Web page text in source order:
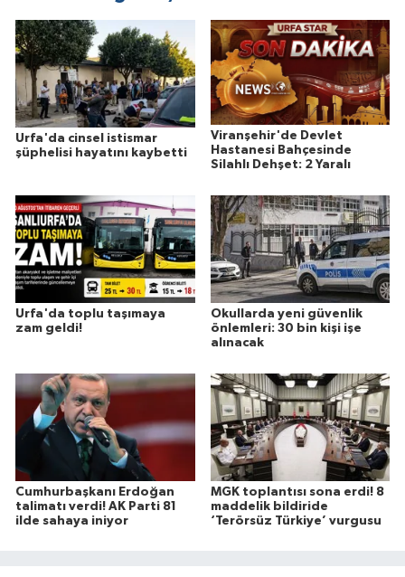
Urfa'da cinsel istismar
şüphelisi hayatını kaybetti
Viranşehir'de Devlet
Hastanesi Bahçesinde
Silahlı Dehşet: 2 Yaralı
Urfa'da toplu taşımaya
zam geldi!
Okullarda yeni güvenlik
önlemleri: 30 bin kişi işe
alınacak
Cumhurbaşkanı Erdoğan
talimatı verdi! AK Parti 81
ilde sahaya iniyor
MGK toplantısı sona erdi! 8
maddelik bildiride
‘Terörsüz Türkiye’ vurgusu